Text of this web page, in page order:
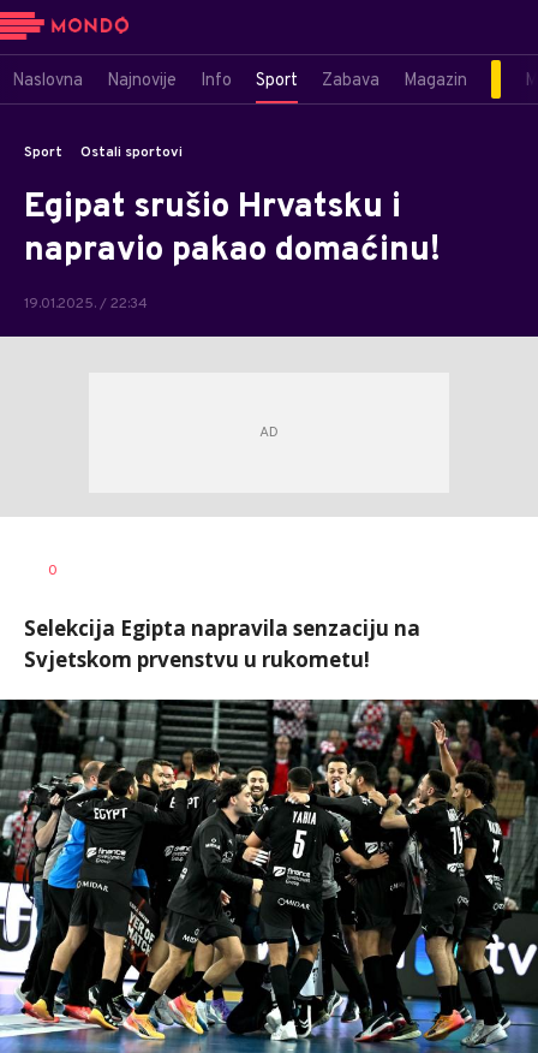
Naslovna Najnovije Info Sport Zabava Magazin
Sport Ostali sportovi
Egipat srušio Hrvatsku i
napravio pakao domaćinu!
19.01.2025. / 22:34
AUTOR
0
Selekcija Egipta napravila senzaciju na
Svjetskom prvenstvu u rukometu!